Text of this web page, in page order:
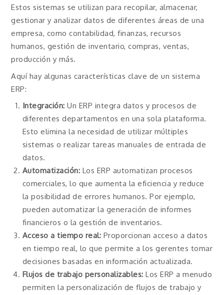
Estos sistemas se utilizan para recopilar, almacenar,
gestionar y analizar datos de diferentes áreas de una
empresa, como contabilidad, finanzas, recursos
humanos, gestión de inventario, compras, ventas,
producción y más.
Aquí hay algunas características clave de un sistema
ERP:
Integración: Un ERP integra datos y procesos de
diferentes departamentos en una sola plataforma.
Esto elimina la necesidad de utilizar múltiples
sistemas o realizar tareas manuales de entrada de
datos.
Automatización: Los ERP automatizan procesos
comerciales, lo que aumenta la eficiencia y reduce
la posibilidad de errores humanos. Por ejemplo,
pueden automatizar la generación de informes
financieros o la gestión de inventarios.
Acceso a tiempo real: Proporcionan acceso a datos
en tiempo real, lo que permite a los gerentes tomar
decisiones basadas en información actualizada.
Flujos de trabajo personalizables: Los ERP a menudo
permiten la personalización de flujos de trabajo y